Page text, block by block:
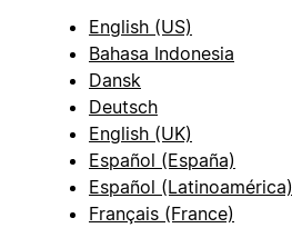
English (US)
Bahasa Indonesia
Dansk
Deutsch
English (UK)
Español (España)
Español (Latinoamérica)
Français (France)